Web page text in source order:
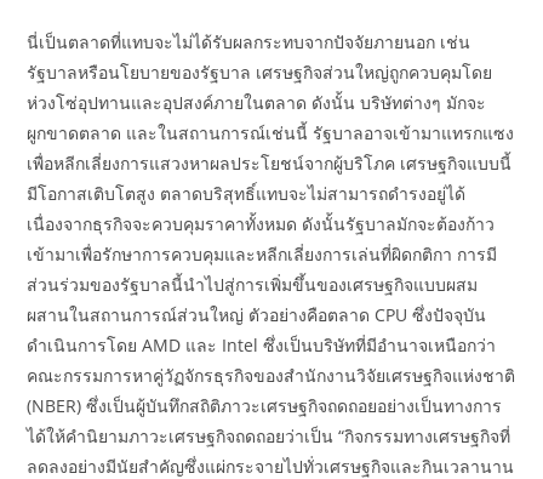
นี่เป็นตลาดที่แทบจะไม่ได้รับผลกระทบจากปัจจัยภายนอก เช่น
รัฐบาลหรือนโยบายของรัฐบาล เศรษฐกิจส่วนใหญ่ถูกควบคุมโดย
ห่วงโซ่อุปทานและอุปสงค์ภายในตลาด ดังนั้น บริษัทต่างๆ มักจะ
ผูกขาดตลาด และในสถานการณ์เช่นนี้ รัฐบาลอาจเข้ามาแทรกแซง
เพื่อหลีกเลี่ยงการแสวงหาผลประโยชน์จากผู้บริโภค เศรษฐกิจแบบนี้
มีโอกาสเติบโตสูง ตลาดบริสุทธิ์แทบจะไม่สามารถดำรงอยู่ได้
เนื่องจากธุรกิจจะควบคุมราคาทั้งหมด ดังนั้นรัฐบาลมักจะต้องก้าว
เข้ามาเพื่อรักษาการควบคุมและหลีกเลี่ยงการเล่นที่ผิดกติกา การมี
ส่วนร่วมของรัฐบาลนี้นำไปสู่การเพิ่มขึ้นของเศรษฐกิจแบบผสม
ผสานในสถานการณ์ส่วนใหญ่ ตัวอย่างคือตลาด CPU ซึ่งปัจจุบัน
ดำเนินการโดย AMD และ Intel ซึ่งเป็นบริษัทที่มีอำนาจเหนือกว่า
คณะกรรมการหาคู่วัฏจักรธุรกิจของสำนักงานวิจัยเศรษฐกิจแห่งชาติ
(NBER) ซึ่งเป็นผู้บันทึกสถิติภาวะเศรษฐกิจถดถอยอย่างเป็นทางการ
ได้ให้คำนิยามภาวะเศรษฐกิจถดถอยว่าเป็น “กิจกรรมทางเศรษฐกิจที่
ลดลงอย่างมีนัยสำคัญซึ่งแผ่กระจายไปทั่วเศรษฐกิจและกินเวลานาน